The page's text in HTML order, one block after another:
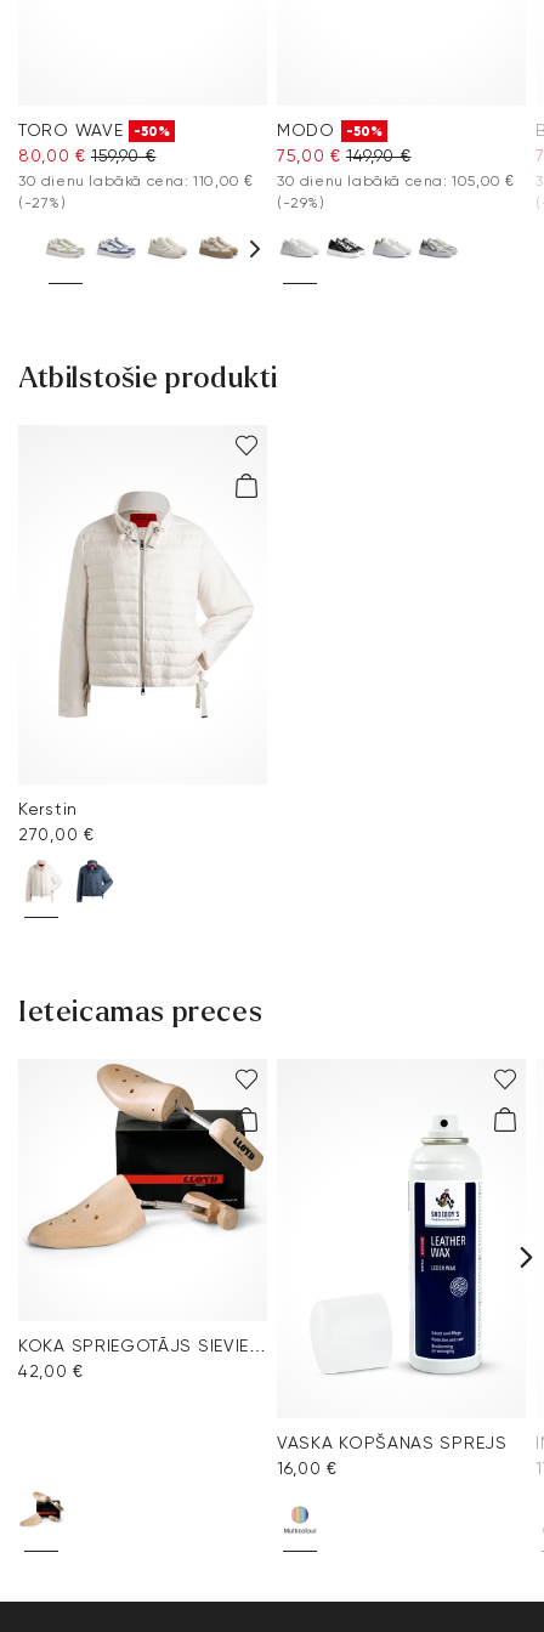
TORO WAVE -50%
80,00 € 159,90 €
30 dienu labākā cena: 110,00 €
(-27%)
MODO -50%
75,00 € 149,90 €
30 dienu labākā cena: 105,00 €
(-29%)
Atbilstošie produkti
Kerstin
270,00 €
Ieteicamas preces
42,00 €
VASKA KOPŠANAS SPREJS
16,00 €